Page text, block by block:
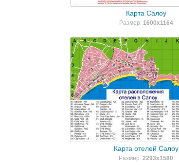
Карта Салоу
Размер: 1600x1164
Карта отелей Салоу
Размер: 2293x1580